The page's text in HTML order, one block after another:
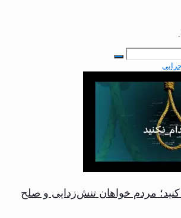
مردم خواهان تنش‌زدایی و صلح